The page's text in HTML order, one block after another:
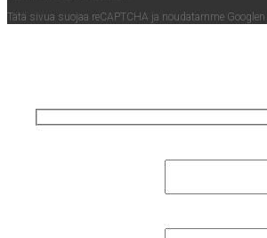
Tätä sivua suo­jaa reCAPTC­HA ja nou­da­tam­me Googlen